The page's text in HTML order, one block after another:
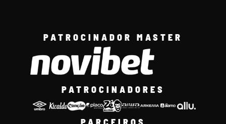
PATROCINADOR MASTER
PATROCINADORES
PARCEIROS